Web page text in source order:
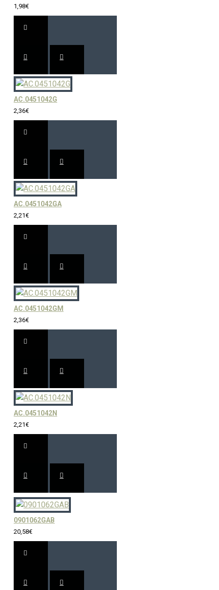
1,98€
AC.0451042G
2,36€
AC.0451042GA
2,21€
AC.0451042GM
2,36€
AC.0451042N
2,21€
0901062GAB
20,58€